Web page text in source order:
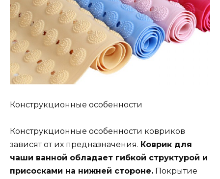
Конструкционные особенности
Конструкционные особенности ковриков
зависят от их предназначения. Коврик для
чаши ванной обладает гибкой структурой и
присосками на нижней стороне. Покрытие